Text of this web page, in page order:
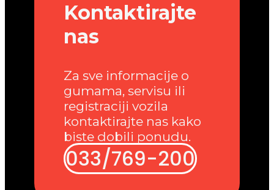
Kontaktirajte
nas
Za sve informacije o
gumama, servisu ili
registraciji vozila
kontaktirajte nas kako
biste dobili ponudu.
033/769-200